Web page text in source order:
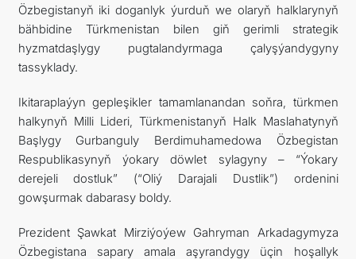
Özbegistanyň iki doganlyk ýurduň we olaryň halklarynyň
bähbidine Türkmenistan bilen giň gerimli strategik
hyzmatdaşlygy pugtalandyrmaga çalyşýandygyny
tassyklady.
Ikitaraplaýyn gepleşikler tamamlanandan soňra, türkmen
halkynyň Milli Lideri, Türkmenistanyň Halk Maslahatynyň
Başlygy Gurbanguly Berdimuhamedowa Özbegistan
Respublikasynyň ýokary döwlet sylagyny – “Ýokary
derejeli dostluk” (“Oliý Darajali Dustlik”) ordenini
gowşurmak dabarasy boldy.
Prezident Şawkat Mirziýoýew Gahryman Arkadagymyza
Özbegistana sapary amala aşyrandygy üçin hoşallyk